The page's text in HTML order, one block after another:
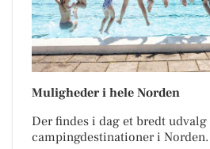
Muligheder i hele Norden
Der findes i dag et bredt udvalg
campingdestinationer i Norden.